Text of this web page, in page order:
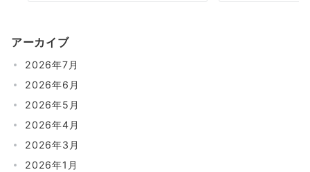
アーカイブ
2026年7月
2026年6月
2026年5月
2026年4月
2026年3月
2026年1月